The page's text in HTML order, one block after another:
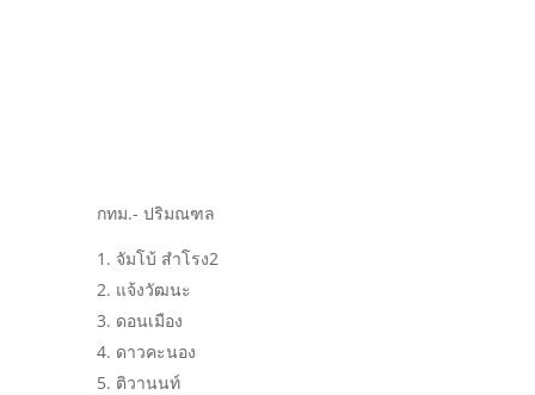
กทม.- ปริมณฑล
จัมโบ้ สำโรง2
แจ้งวัฒนะ
ดอนเมือง
ดาวคะนอง
ติวานนท์